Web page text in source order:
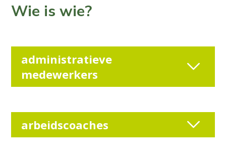
Wie is wie?
administratieve
medewerkers
arbeidscoaches